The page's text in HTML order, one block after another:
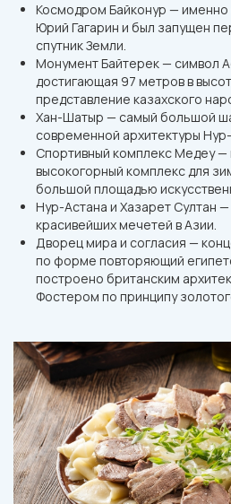
Космодром Байконур — именно
Юрий Гагарин и был запущен
спутник Земли.
Монумент Байтерек — символ
достигающая 97 метров в
представление казахского
Хан-Шатыр — самый большой
современной архитектуры
Спортивный комплекс Медеу —
высокогорный комплекс для
большой площадью
Нур-Астана и Хазарет Султан
красивейших мечетей в Азии.
Дворец мира и согласия —
по форме повторяющий
построено британским
Фостером по принципу